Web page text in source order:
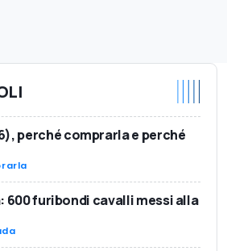
perché comprarla e perché
600 furibondi cavalli messi alla